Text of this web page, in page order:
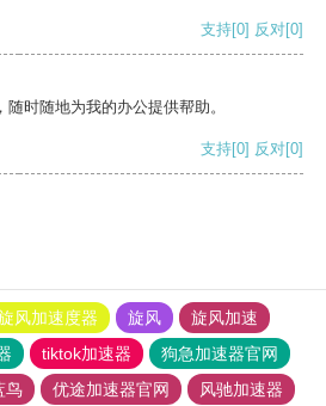
支持[0] 反对[0]
时随地为我的办公提供帮助。
支持[0] 反对[0]
风加速度器 旋风
旋风加速
tiktok加速器
狗急加速器官网
鸟 优途加速器官网 风驰加速器